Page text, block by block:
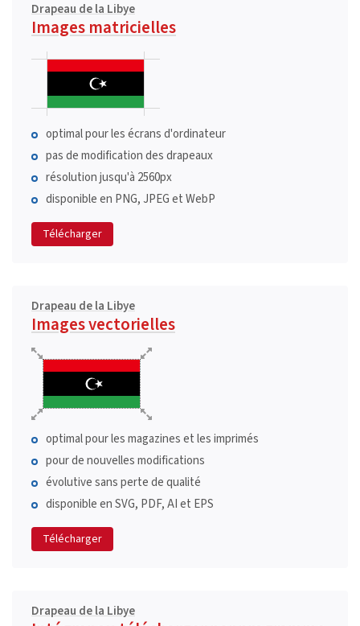
Drapeau de la Libye
Images matricielles
optimal pour les écrans d'ordinateur
pas de modification des drapeaux
résolution jusqu'à 2560px
disponible en PNG, JPEG et WebP
Télécharger
Drapeau de la Libye
Images vectorielles
optimal pour les magazines et les imprimés
pour de nouvelles modifications
évolutive sans perte de qualité
disponible en SVG, PDF, AI et EPS
Télécharger
Drapeau de la Libye